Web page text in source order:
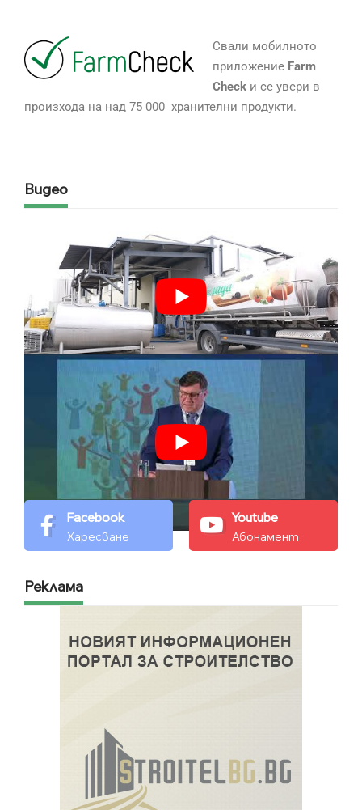
Свали мобилното
приложение Farm
Checkи се увери в
произхода на над 75 000 хранителни продукти.
Видео
Facebook
Харесване
Youtube
Абонамент
Реклама